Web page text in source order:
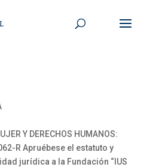
Y DERECHOS HUMANOS:
R Apruébese el estatuto y
jurídica a la Fundación “IUS